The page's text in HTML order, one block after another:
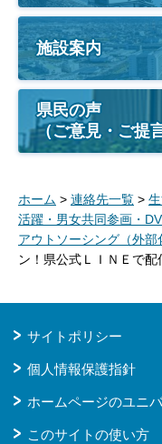
施設案内
県民の声
（ご意見・ご提
ホーム > 連絡先一覧 >
活躍・男女共同参画・
アウトソーシング（外部
ン！県公式ＬＩＮＥで配
サイトポリシー
個人情報保護指針
ホームページのユニ
このサイトの使い方